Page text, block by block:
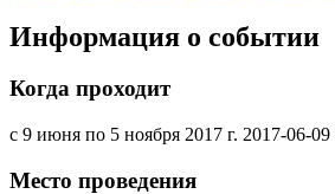
Информация о событии
Когда проходит
с 9 июня по 5 ноября 2017 г. 2017-06-09
Место проведения